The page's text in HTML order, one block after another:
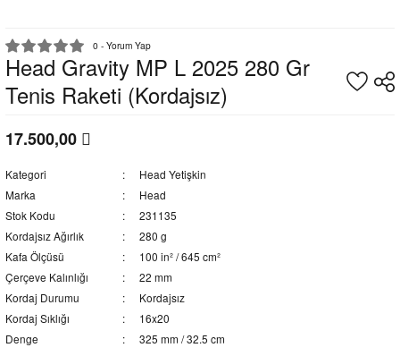
0 - Yorum Yap
Head Gravity MP L 2025 280 Gr
Tenis Raketi (Kordajsız)
17.500,00
Kategori
Head Yetişkin
Marka
Head
Stok Kodu
231135
Kordajsız Ağırlık
280 g
Kafa Ölçüsü
100 in² / 645 cm²
Çerçeve Kalınlığı
22 mm
Kordaj Durumu
Kordajsız
Kordaj Sıklığı
16x20
Denge
325 mm / 32.5 cm